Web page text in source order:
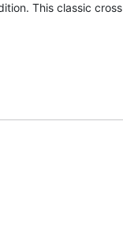
This classic